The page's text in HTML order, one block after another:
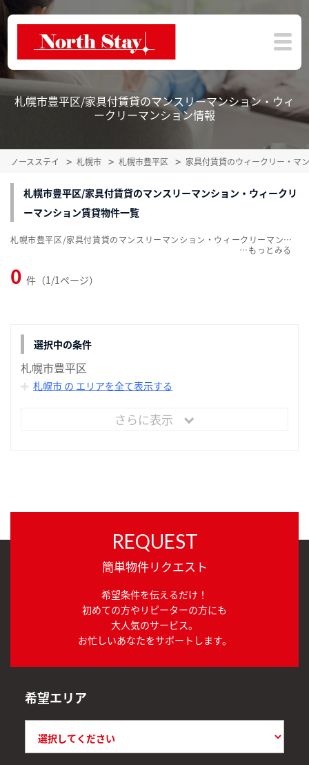
札幌市豊平区/家具付賃貸のマンスリーマンション・ウィ
ークリーマンション情報
ノースステイ 札幌市 札幌市豊平区 家具付賃貸のウィークリー・マ
札幌市豊平区/家具付賃貸のマンスリーマンション・ウィークリ
ーマンション賃貸物件一覧
0 件（1/1ページ）
札幌市豊平区/家具付賃貸のマンスリーマンション・ウィークリーマンション賃貸物件一覧を掲載中。敷金・礼金無料、家具・家電付をご紹介。こだわり条件での絞込みも簡単！
…
選択中の条件
札幌市豊平区
札幌市 の エリアを全て表示する
さらに表示
REQUEST
簡単物件リクエスト
希望条件を伝えるだけ！
初めての方やリピーターの方にも
大人気のサービス。
お忙しいあなたをサポートします。
希望エリア